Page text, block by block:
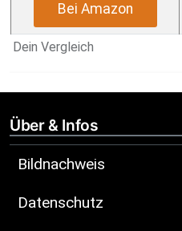
Dein Vergleich
Bei Amazon
Über & Infos
Bildnachweis
Datenschutz